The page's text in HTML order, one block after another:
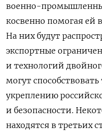
военно-
косвенно помогая ей
На них будут
экспортные
и технологий
могут
укреплению
и безопасности.
находятся в третьих